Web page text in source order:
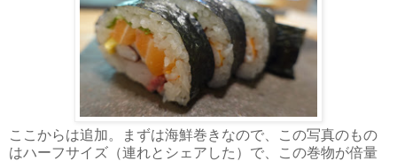
ここからは追加。まずは海鮮巻きなので、この写真のもの
はハーフサイズ（連れとシェアした）で、この巻物が倍量